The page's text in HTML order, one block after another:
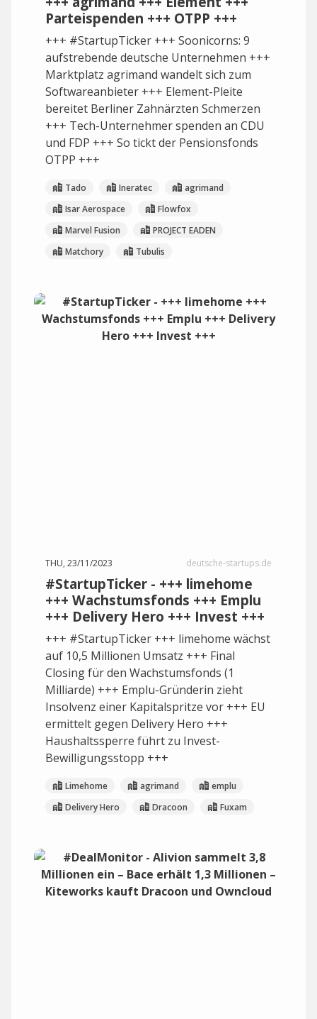
Parteispenden +++ OTPP +++
+++ #StartupTicker +++ Soonicorns: 9
aufstrebende deutsche Unternehmen +++
Marktplatz agrimand wandelt sich zum
Softwareanbieter +++ Element-Pleite
bereitet Berliner Zahnärzten Schmerzen
+++ Tech-Unternehmer spenden an CDU
und FDP +++ So tickt der Pensionsfonds
OTPP +++
Tado Ineratec
agrimand
Isar Aerospace
Flowfox
Marvel Fusion
PROJECT EADEN
Matchory
Tubulis
THU, 23/11/2023 deutsche-startups.de
#StartupTicker - +++ limehome
+++ Wachstumsfonds +++ Emplu
+++ Delivery Hero +++ Invest +++
+++ #StartupTicker +++ limehome wächst
auf 10,5 Millionen Umsatz +++ Final
Closing für den Wachstumsfonds (1
Milliarde) +++ Emplu-Gründerin zieht
Insolvenz einer Kapitalspritze vor +++ EU
ermittelt gegen Delivery Hero +++
Haushaltssperre führt zu Invest-
Bewilligungsstopp +++
Limehome agrimand
emplu
Delivery Hero
Dracoon Fuxam